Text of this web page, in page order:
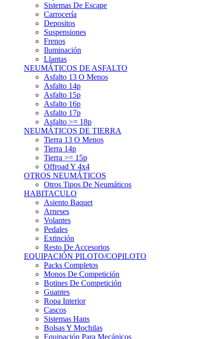
Carrocería
Depositos
Suspensiones
Frenos
Iluminación
Llantas
NEUMÁTICOS DE ASFALTO
Asfalto 13 O Menos
Asfalto 14p
Asfalto 15p
Asfalto 16p
Asfalto 17p
Asfalto >= 18p
NEUMÁTICOS DE TIERRA
Tierra 13 O Menos
Tierra 14p
Tierra >= 15p
Offroad Y 4x4
OTROS NEUMÁTICOS
Otros Tipos De Neumáticos
HABITACULO
Asiento Baquet
Arneses
Volantes
Pedales
Extinción
Resto De Accesorios
EQUIPACIÓN PILOTO/COPILOTO
Packs Completos
Monos De Competición
Botines De Competición
Guantes
Ropa Interior
Cascos
Sistemas Hans
Bolsas Y Mochilas
Equipación Para Mecánicos
ANUNCIOS DE COMPRA